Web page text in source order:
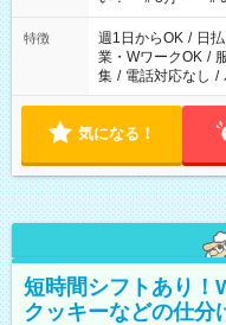
特徴 週1日からOK / 日
業・WワークOK /
集 / 電話対応なし /
気になる！
短時間シフトあり！
クッキーなどの仕分